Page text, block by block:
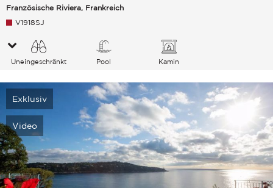
Französische Riviera, Frankreich
V1918SJ
Uneingeschränkt
Pool Kamin
Exklusiv
Video